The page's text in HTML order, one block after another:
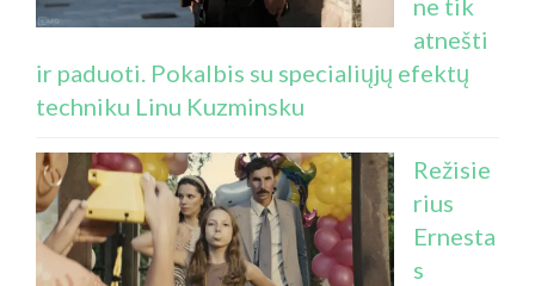
atnešti
ir paduoti. Pokalbis su specialiųjų efektų
techniku Linu Kuzminsku
Režisie
rius
Ernesta
s